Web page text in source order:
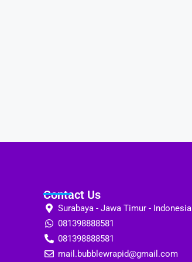
Contact Us
Surabaya - Jawa Timur - Indonesia
081398888581
081398888581
mail.bubblewrapid@gmail.com